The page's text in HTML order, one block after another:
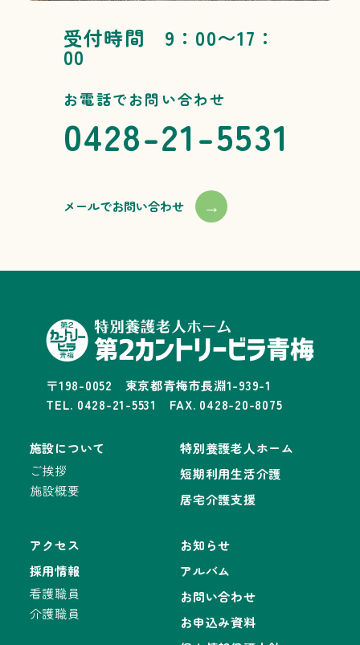
受付時間 9：00〜17：
00
お電話でお問い合わせ
0428-21-5531
メールでお問い合わせ →
〒198-0052 東京都青梅市長淵1-939-1
TEL. 0428-21-5531 FAX. 0428-20-8075
施設について
ご挨拶
施設概要
特別養護老人ホーム
短期利用生活介護
居宅介護支援
アクセス
採用情報
看護職員
介護職員
お知らせ
アルバム
お問い合わせ
お申込み資料